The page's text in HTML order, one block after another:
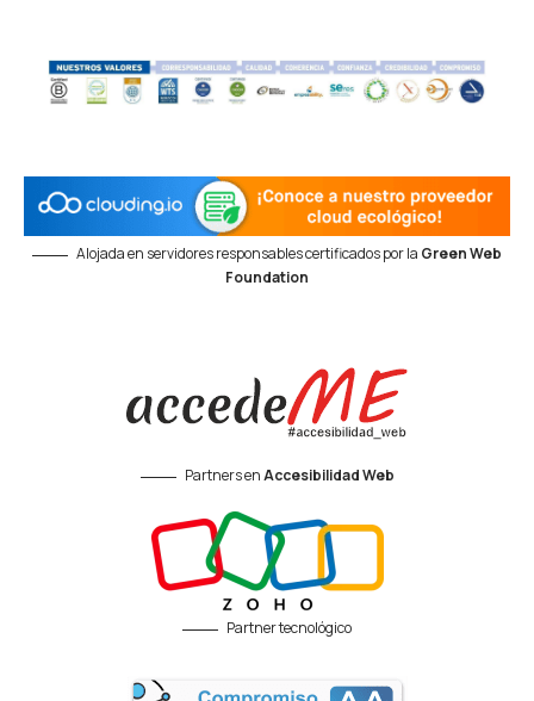
Alojada en servidores responsables certificados por la Green Web
Foundation
Partners enAccesibilidad Web
Partner tecnológico